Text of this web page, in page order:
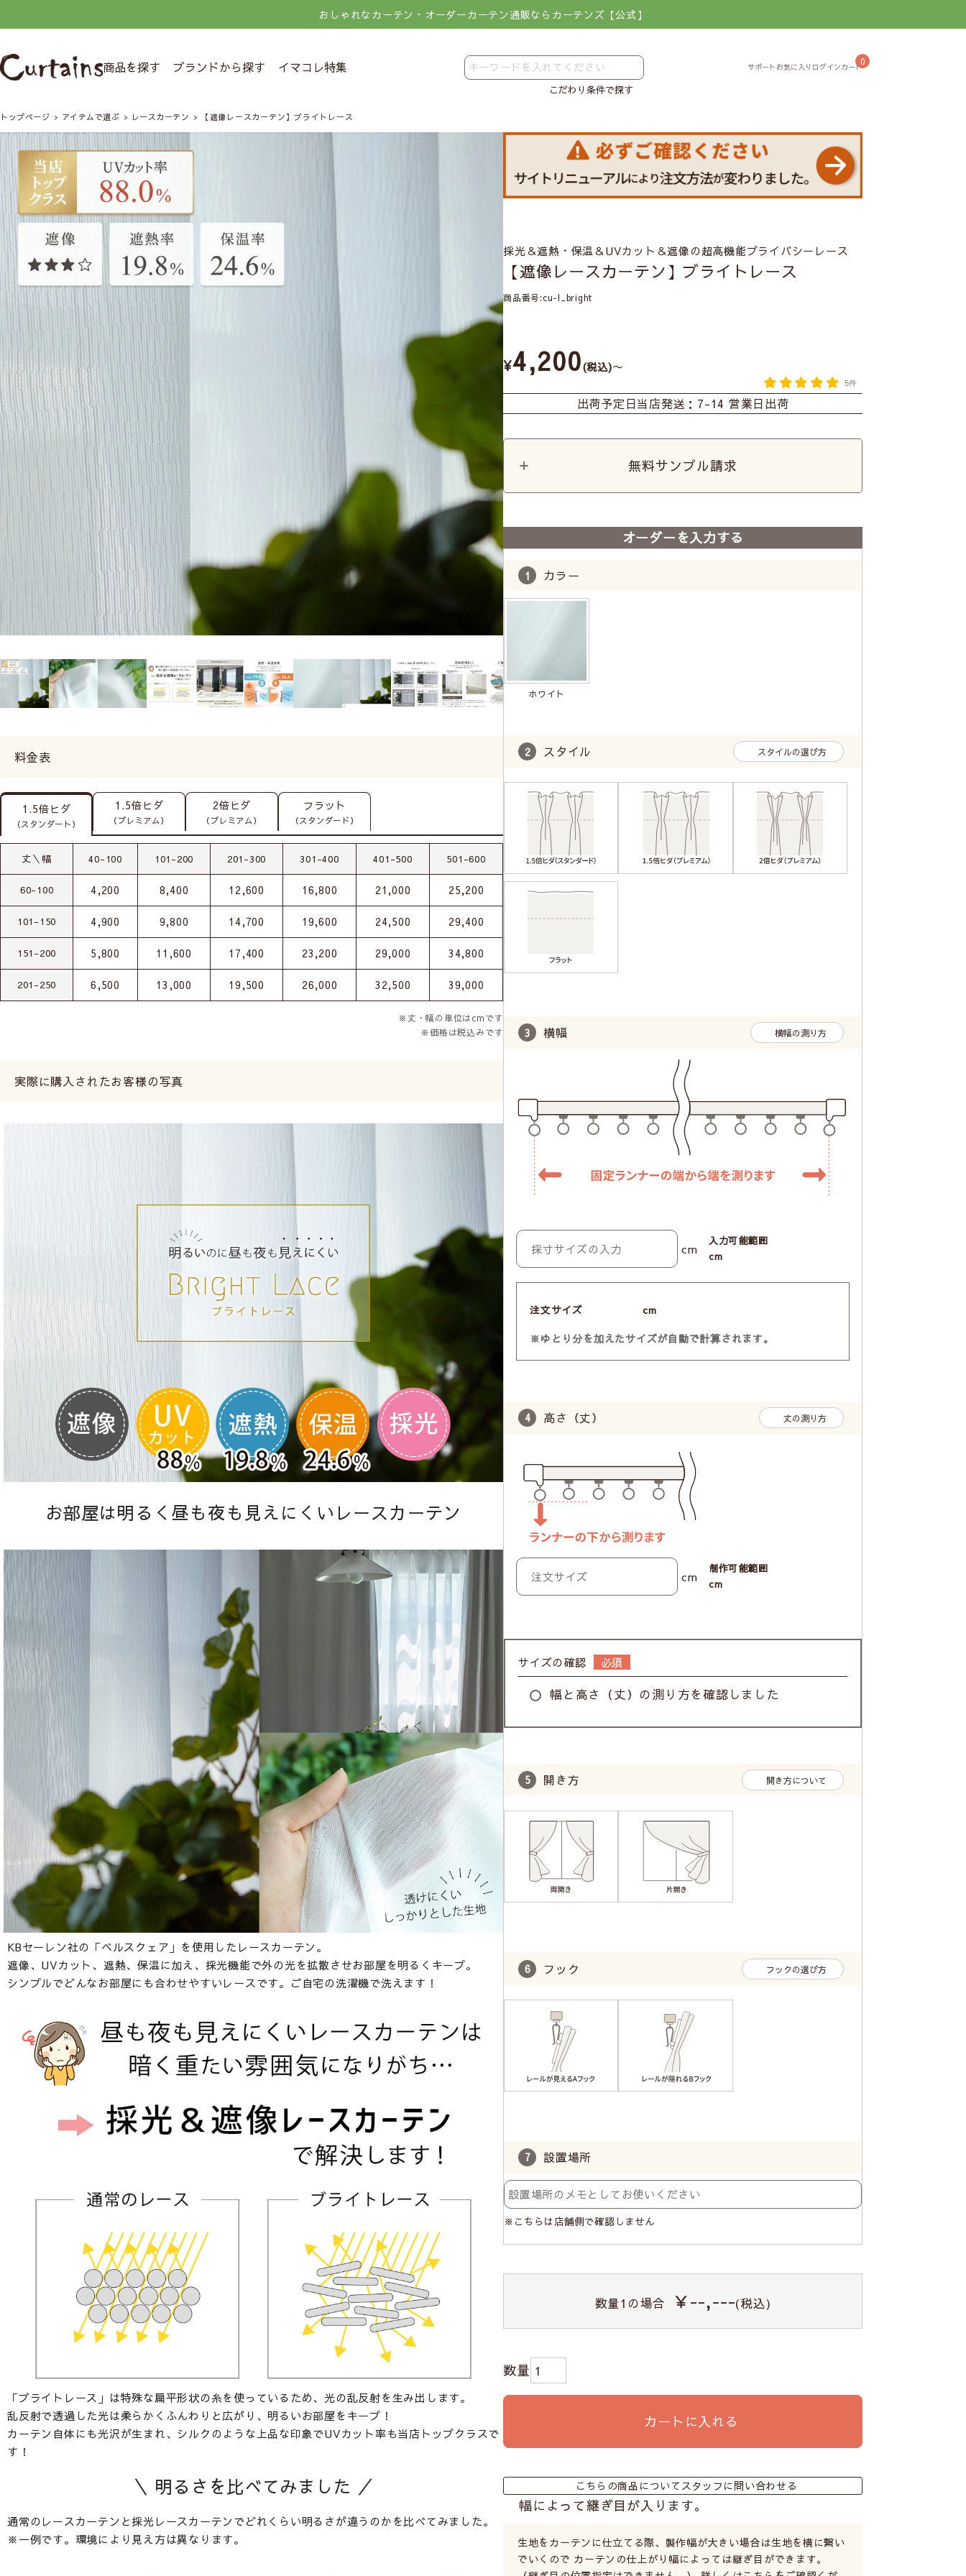
おしゃれなカーテン・オーダーカーテン通販ならカーテンズ【公式】
商品を探す ブランドから探す イマコレ特集
こだわり条件で探す
0
トップページ アイテムで選ぶ レースカーテン 【遮像レースカーテン】ブライトレース
料金表
1.5倍ヒダ
（スタンダート）
1.5倍ヒダ
（プレミアム）
2倍ヒダ
（プレミアム）
フラット
（スタンダード）
丈＼幅 40-100 101-200 201-300 301-400 401-500 501-600
60-100 4,200 8,400 12,600 16,800 21,000 25,200
101-150 4,900 9,800 14,700 19,600 24,500 29,400
151-200 5,800 11,600 17,400 23,200 29,000 34,800
201-250 6,500 13,000 19,500 26,000 32,500 39,000
※丈・幅の単位はcmです
※価格は税込みです
実際に購入されたお客様の写真
お部屋は明るく昼も夜も見えにくいレースカーテン
KBセーレン社の「ベルスクェア」を使用したレースカーテン。
遮像、UVカット、遮熱、保温に加え、採光機能で外の光を拡散させお部屋を明るくキープ。
シンプルでどんなお部屋にも合わせやすいレースです。ご自宅の洗濯機で洗えます！
「ブライトレース」は特殊な扁平形状の糸を使っているため、光の乱反射を生み出します。
乱反射で透過した光は柔らかくふんわりと広がり、明るいお部屋をキープ！
カーテン自体にも光沢が生まれ、シルクのような上品な印象でUVカット率も当店トップクラスで
す！
＼ 明るさを比べてみました ／
通常のレースカーテンと採光レースカーテンでどれくらい明るさが違うのかを比べてみました。
※一例です。環境により見え方は異なります。
採光＆遮熱・保温＆UVカット＆遮像の超高機能プライバシーレース
【遮像レースカーテン】ブライトレース
商品番号 cu-l_bright
¥4,200 税込 〜
5件
出荷予定日当店発送：7-14 営業日出荷
無料サンプル請求
オーダーを入力する
カラー
ホワイト
スタイル スタイルの選び方
横幅 横幅の測り方
cm
入力可能範囲
cm
注文サイズ cm
※ゆとり分を加えたサイズが自動で計算されます。
高さ（丈） 丈の測り方
cm
制作可能範囲
cm
サイズの確認
幅と高さ（丈）の測り方を確認しました
開き方 開き方について
フック フックの選び方
設置場所
※こちらは店舗側で確認しません
数量1 の場合 ￥--,---(税込)
カートに入れる
こちらの商品についてスタッフに問い合わせる
幅によって継ぎ目が入ります。
生地をカーテンに仕立てる際、製作幅が大きい場合は生地を横に繋い
でいくので カーテンの仕上がり幅によっては継ぎ目ができます。